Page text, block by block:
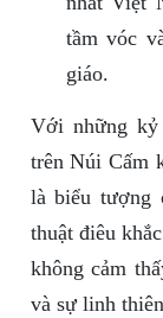
tầm vóc
giáo.
Với những
trên Núi Cấm
là biểu tượng
thuật điêu
không cảm
và sự linh